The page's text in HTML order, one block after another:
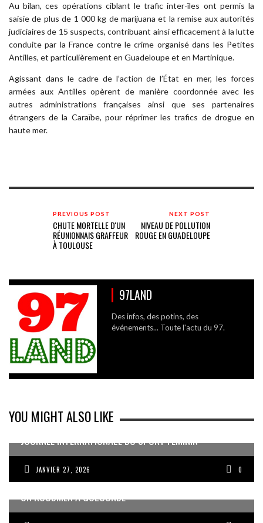
Au bilan, ces opérations ciblant le trafic inter-îles ont permis la
saisie de plus de 1 000 kg de marijuana et la remise aux autorités
judiciaires de 15 suspects, contribuant ainsi efficacement à la lutte
conduite par la France contre le crime organisé dans les Petites
Antilles, et particulièrement en Guadeloupe et en Martinique.
Agissant dans le cadre de l’action de l’État en mer, les forces
armées aux Antilles opèrent de manière coordonnée avec les
autres administrations françaises ainsi que ses partenaires
étrangers de la Caraïbe, pour réprimer les trafics de drogue en
haute mer.
PREVIOUS POST
CHUTE MORTELLE D'UN
RÉUNIONNAIS GRAFFEUR
À TOULOUSE
NEXT POST
NIVEAU DE POLLUTION
ROUGE EN GUADELOUPE
97LAND
Des infos, des potins, des
événements... Toute l'actu du 97.
YOU MIGHT ALSO LIKE
JOURNÉE INTERNATIONALE DU SPORT FÉMININ
JANVIER 27, 2026 0
UN KOUDMEN À GOLCONDE